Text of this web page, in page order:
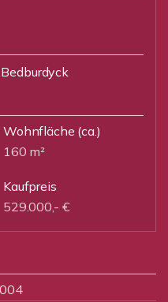
Wohnfläche (ca.)
160 m²
Kaufpreis
529.000,- €